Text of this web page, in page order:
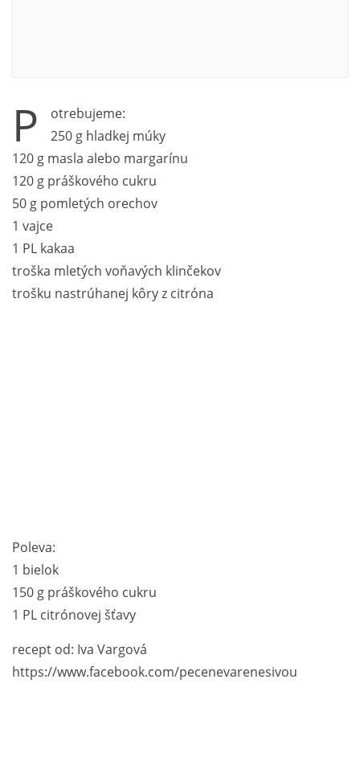
P
otrebujeme:
250 g hladkej múky
120 g masla alebo margarínu
120 g práškového cukru
50 g pomletých orechov
1 vajce
1 PL kakaa
troška mletých voňavých klinčekov
trošku nastrúhanej kôry z citróna
Poleva:
1 bielok
150 g práškového cukru
1 PL citrónovej šťavy
recept od: Iva Vargová
https://www.facebook.com/pecenevarenesivou